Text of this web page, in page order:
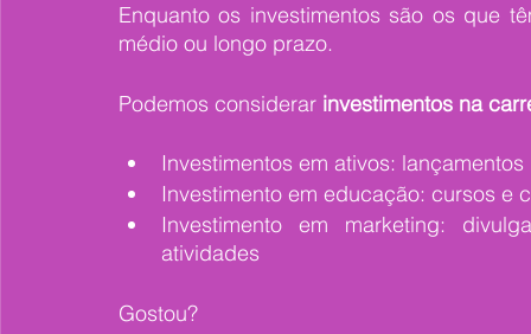
Enquanto os investimentos são os que
médio ou longo prazo.
Podemos considerar investimentos na
Investimentos em ativos:
Investimento em educação: cursos e
Investimento em marketing:
atividades
Gostou?